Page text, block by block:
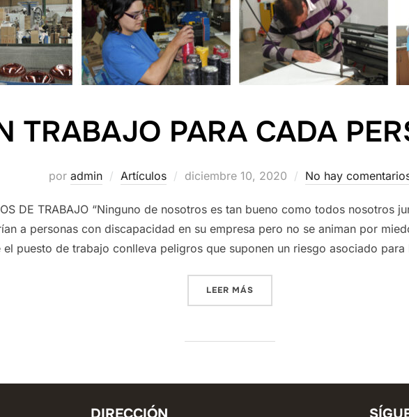
TRABAJO PARA CADA
por admin Artículos
Publicado
diciembre 10, 2020 No hay
DE TRABAJO “Ninguno de nosotros es tan bueno como todos nosotros
a personas con discapacidad en su empresa pero no se animan por
el puesto de trabajo conlleva peligros que suponen un riesgo asociado
LEER MÁS